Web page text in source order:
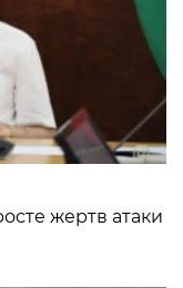
жертв атаки